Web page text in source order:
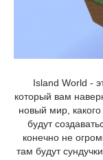
Island World -
который вам
новый мир,
будут
конечно не
там будут